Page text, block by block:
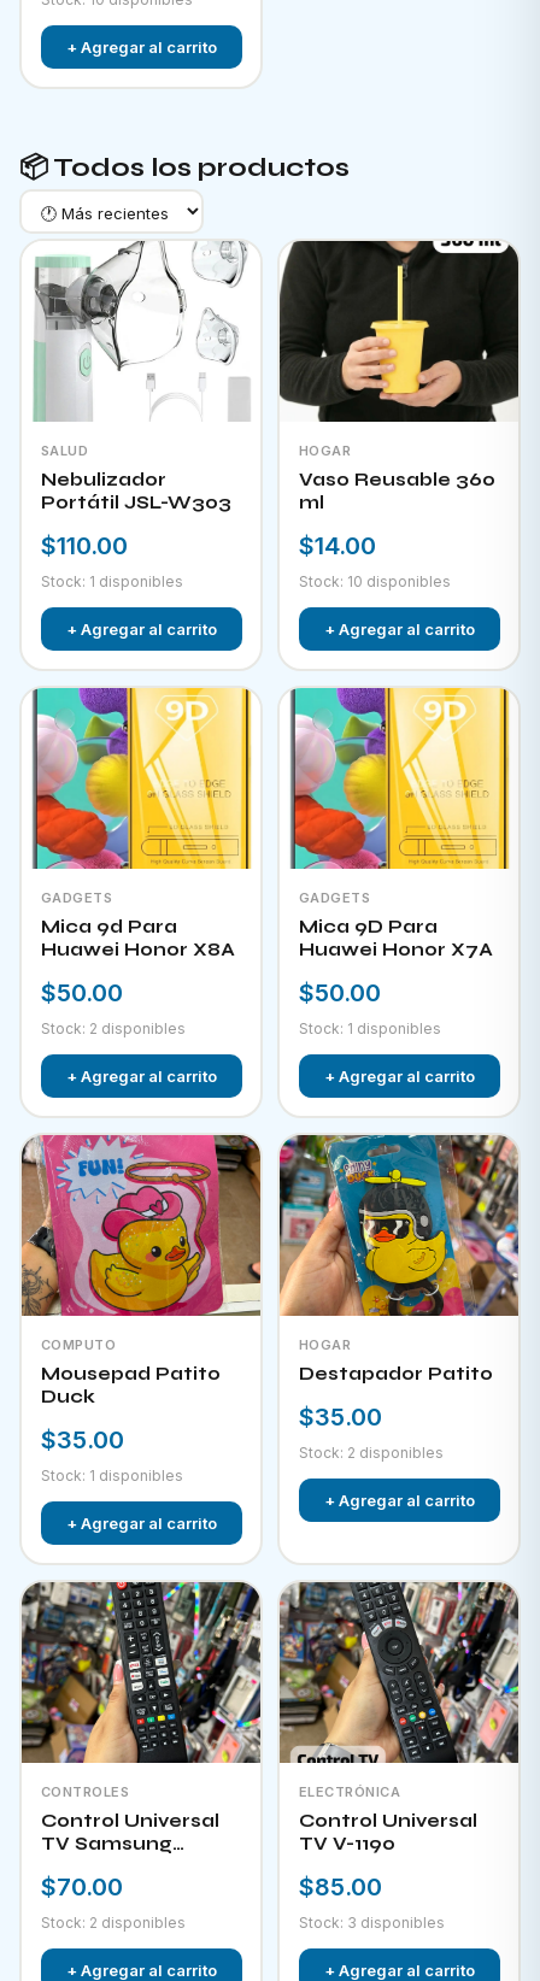
+ Agregar al carrito
📦 Todos los productos
SALUD
Nebulizador
Portátil JSL-W303
$110.00
Stock: 1 disponibles
+ Agregar al carrito
HOGAR
Vaso Reusable 360
ml
$14.00
Stock: 10 disponibles
+ Agregar al carrito
GADGETS
Mica 9d Para
Huawei Honor X8A
$50.00
Stock: 2 disponibles
+ Agregar al carrito
GADGETS
Mica 9D Para
Huawei Honor X7A
$50.00
Stock: 1 disponibles
+ Agregar al carrito
COMPUTO
Mousepad Patito
Duck
$35.00
Stock: 1 disponibles
+ Agregar al carrito
HOGAR
Destapador Patito
$35.00
Stock: 2 disponibles
+ Agregar al carrito
CONTROLES
Control Universal
TV Samsung
$70.00
Stock: 2 disponibles
+ Agregar al carrito
ELECTRÓNICA
Control Universal
TV V-1190
$85.00
Stock: 3 disponibles
+ Agregar al carrito